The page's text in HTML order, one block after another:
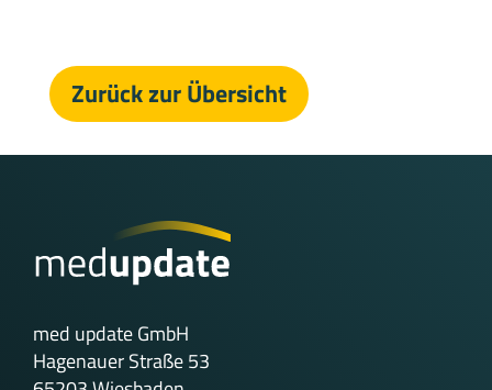
Zurück zur Übersicht
med update GmbH
Hagenauer Straße 53